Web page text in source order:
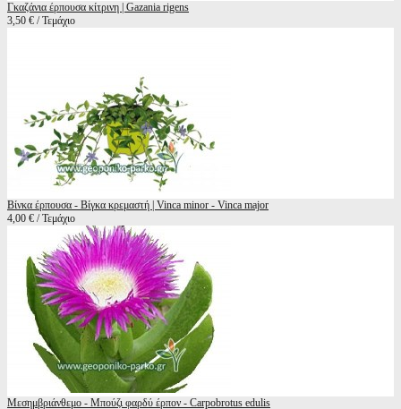
Γκαζάνια έρπουσα κίτρινη | Gazania rigens
3,50 € / Τεμάχιο
Βίνκα έρπουσα - Βίγκα κρεμαστή | Vinca minor - Vinca major
4,00 € / Τεμάχιο
Μεσημβριάνθεμο - Μπούζι φαρδύ έρπον - Carpobrotus edulis